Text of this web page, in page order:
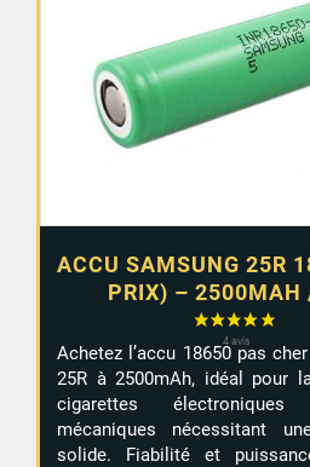
ACCU SAMSUNG 25R
PRIX) – 2500MAH
Achetez l’accu 18650 pas
25R à 2500mAh, idéal pour
cigarettes
mécaniques nécessitant
solide. Fiabilité et